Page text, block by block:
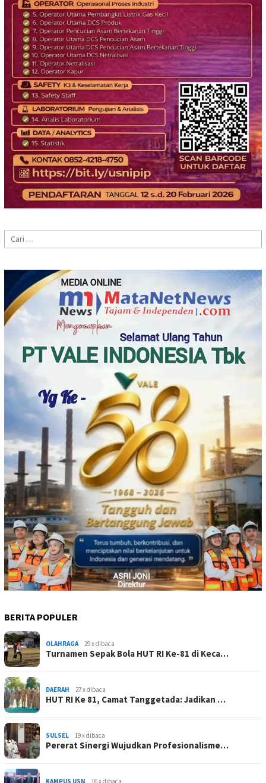
Cari
untuk:
BERITA POPULER
OLAHRAGA 29 x dibaca
Turnamen Sepak Bola HUT RI Ke-81 di Keca…
DAERAH 27 x dibaca
HUT RI Ke 81, Camat Tanggetada: Jadikan …
SULSEL 19 x dibaca
Pererat Sinergi Wujudkan Profesionalisme…